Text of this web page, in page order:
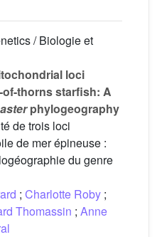
/ Biologie et
loci
thorns starfish: A
phylogeography
de trois loci
de mer épineuse :
du genre
; Charlotte Roby ;
Thomassin ; Anne